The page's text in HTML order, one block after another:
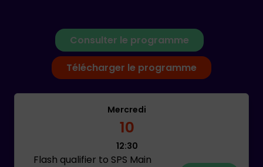
Consulter le programme
Télécharger le programme
Mercredi
10
12:30
Flash qualifier to SPS Main